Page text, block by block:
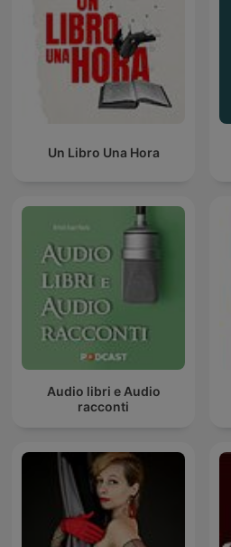
Un Libro Una Hora
Audio libri e Audio
racconti